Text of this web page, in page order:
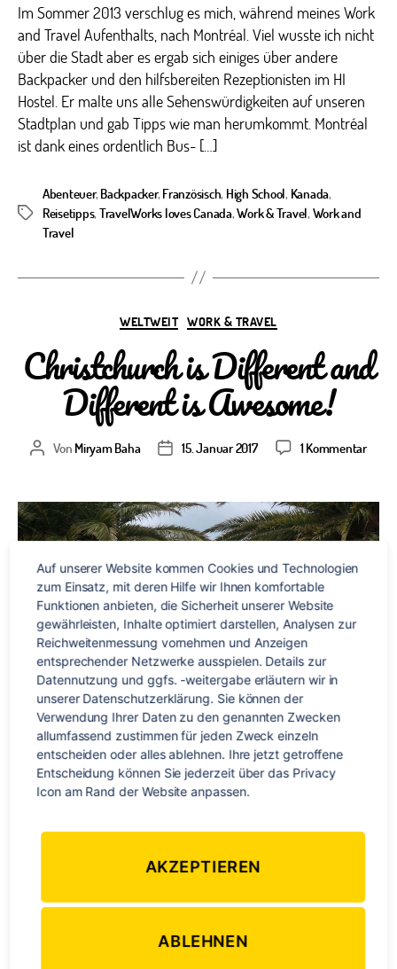
Im Sommer 2013 verschlug es mich, während meines Work
and Travel Aufenthalts, nach Montréal. Viel wusste ich nicht
über die Stadt aber es ergab sich einiges über andere
Backpacker und den hilfsbereiten Rezeptionisten im HI
Hostel. Er malte uns alle Sehenswürdigkeiten auf unseren
Stadtplan und gab Tipps wie man herumkommt. Montréal
ist dank eines ordentlich Bus- […]
Schlagwörter
Abenteuer, Backpacker, Französisch, High School, Kanada,
Reisetipps, TravelWorks loves Canada,Work & Travel, Work and
Travel
Kategorien
WELTWEIT WORK & TRAVEL
Christchurch is Different and
Different is Awesome!
Beitragsautor
Von Miryam Baha Veröffentlichungsdatum
15. Januar 2017 1 Kommentarzu
and
Wo auf dieser Welt gibt es (außer Dubai) eine Stadt, die von
von 2010 und 2011 kosteten nicht nur 186 Menschen das
die wenigen Gebäude, die nicht sofort zusammengestürzt
waren, mussten auf Grund von Vorsichtsmaßnahmen alle
Auf unserer Website kommen Cookies und Technologien
zum Einsatz, mit deren Hilfe wir Ihnen komfortable
Funktionen anbieten, die Sicherheit unserer Website
gewährleisten, Inhalte optimiert darstellen, Analysen zur
Reichweitenmessung vornehmen und Anzeigen
entsprechender Netzwerke ausspielen. Details zur
Datennutzung und ggfs. -weitergabe erläutern wir in
unserer Datenschutzerklärung. Sie können der
Verwendung Ihrer Daten zu den genannten Zwecken
allumfassend zustimmen für jeden Zweck einzeln
entscheiden oder alles ablehnen. Ihre jetzt getroffene
Entscheidung können Sie jederzeit über das Privacy
Icon am Rand der Website anpassen.
AKZEPTIEREN
ABLEHNEN